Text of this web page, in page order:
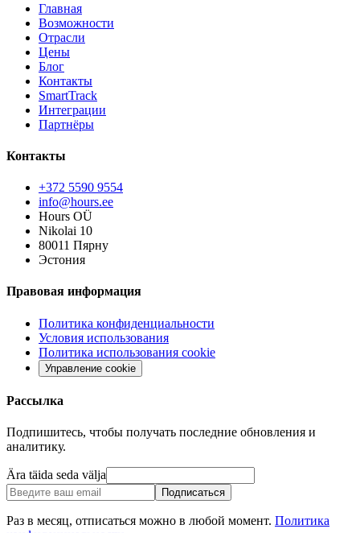
Главная
Возможности
Отрасли
Цены
Блог
Контакты
SmartTrack
Интеграции
Партнёры
Контакты
+372 5590 9554
info@hours.ee
Hours OÜ
Nikolai 10
80011 Пярну
Эстония
Правовая информация
Политика конфиденциальности
Условия использования
Политика использования cookie
Управление cookie
Рассылка
Подпишитесь, чтобы получать последние обновления и
аналитику.
Ära täida seda välja
Подписаться
Раз в месяц, отписаться можно в любой момент. Политика